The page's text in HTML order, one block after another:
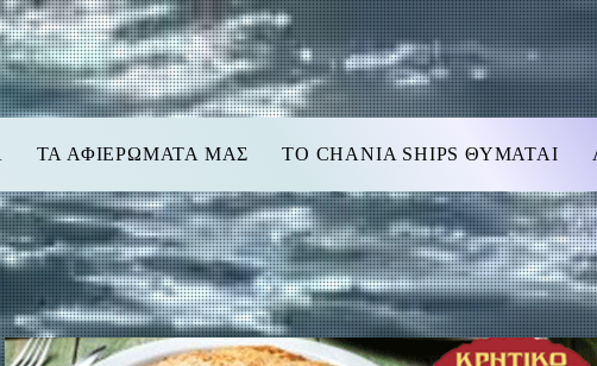
ΤΑ ΑΦΙΕΡΩΜΑΤΑ ΜΑΣ TO CHANIA SHIPS ΘΥΜΑΤΑΙ